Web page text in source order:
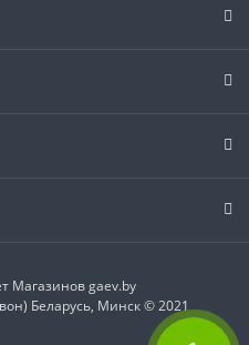
Магазиновgaev.by
Беларусь, Минск © 2021